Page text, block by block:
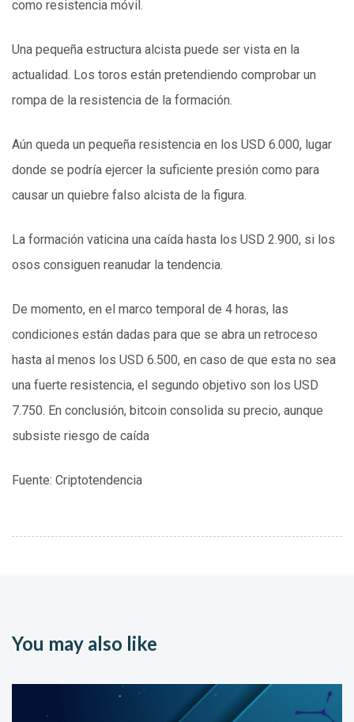
como resistencia móvil.
Una pequeña estructura alcista puede ser vista en la
actualidad. Los toros están pretendiendo comprobar un
rompa de la resistencia de la formación.
Aún queda un pequeña resistencia en los USD 6.000, lugar
donde se podría ejercer la suficiente presión como para
causar un quiebre falso alcista de la figura.
La formación vaticina una caída hasta los USD 2.900, si los
osos consiguen reanudar la tendencia.
De momento, en el marco temporal de 4 horas, las
condiciones están dadas para que se abra un retroceso
hasta al menos los USD 6.500, en caso de que esta no sea
una fuerte resistencia, el segundo objetivo son los USD
7.750. En conclusión, bitcoin consolida su precio, aunque
subsiste riesgo de caída
Fuente: Criptotendencia
You may also like